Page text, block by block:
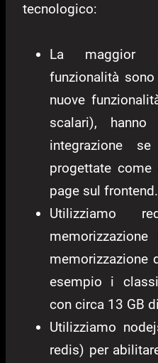
tecnologico:
La maggior
funzionalità
nuove
scalari),
integrazione
progettate
page sul frontend.
Utilizziamo
memorizzazione
esempio i
con circa 13 GB
Utilizziamo
redis) per